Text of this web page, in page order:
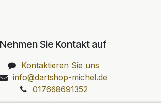
Nehmen Sie Kontakt auf
Kontaktieren Sie uns
info@dartshop-michel.de
017668691352